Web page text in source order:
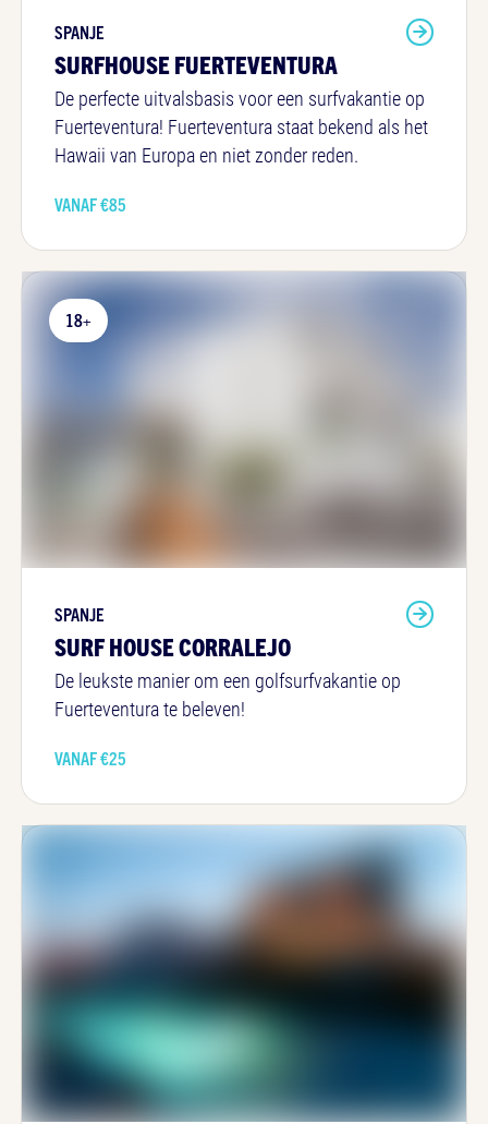
SPANJE
SURFHOUSE FUERTEVENTURA
De perfecte uitvalsbasis voor een surfvakantie op
Fuerteventura! Fuerteventura staat bekend als het
Hawaii van Europa en niet zonder reden.
VANAF €85
18+
SPANJE
SURF HOUSE CORRALEJO
De leukste manier om een golfsurfvakantie op
Fuerteventura te beleven!
VANAF €25